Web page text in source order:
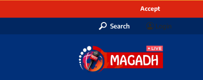
Accept
Search Login